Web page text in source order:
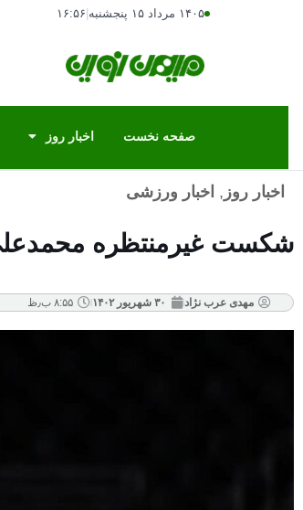
۱۴۰۵ مرداد ۱۵ پنجشنبه ۱۶:۵۶
صفحه نخست اخبار روز
اخبار روز , اخبار ورزشی
شکست غیرمنتظره محمدعلی
مهدی عرب نژاد ۳۰ شهریور ۱۴۰۲ ۸:۵۵ ب٫ظ